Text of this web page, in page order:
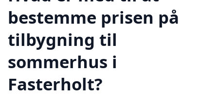
bestemme prisen på
tilbygning til
sommerhus i
Fasterholt?